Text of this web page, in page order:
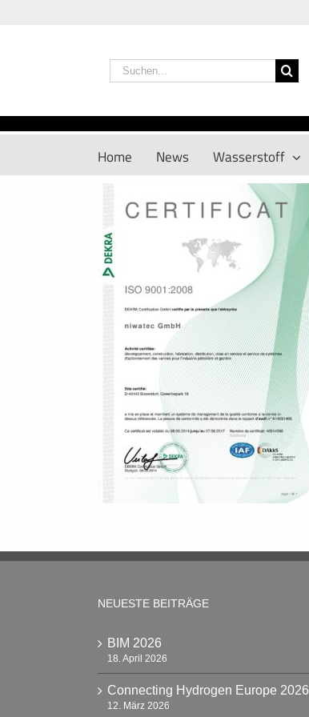
Inhalt
Suche
nach:
Home News Wasserstoff
NEUESTE BEITRÄGE
BIM 2026
18. April 2026
Connecting Hydrogen Europe 2026
12. März 2026